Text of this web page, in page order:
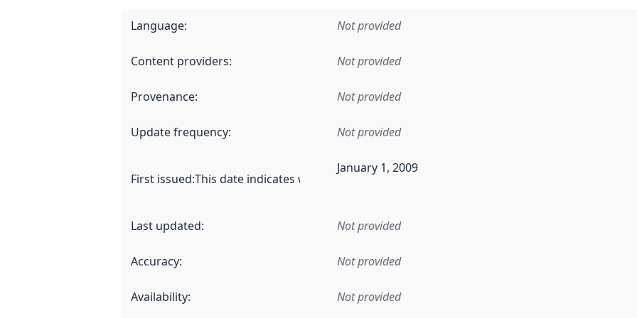
Language: Not provided
Content providers: Not provided
Provenance: Not provided
Update frequency: Not provided
First issued:This date indicates when the data in this dataset was first released. It may have
January 1, 2009
Last updated: Not provided
Accuracy: Not provided
Availability: Not provided